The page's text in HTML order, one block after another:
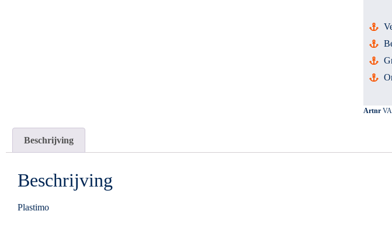
Artnr
Beschrijving
Beschrijving
Plastimo